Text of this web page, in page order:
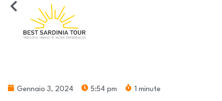
Gennaio 3, 2024 5:54 pm 1 minute